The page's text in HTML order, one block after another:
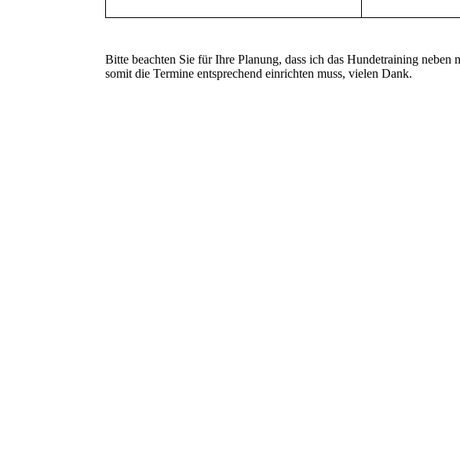
Bitte beachten Sie für Ihre Planung, dass ich das Hundetraining neben
somit die Termine entsprechend einrichten muss, vielen Dank.